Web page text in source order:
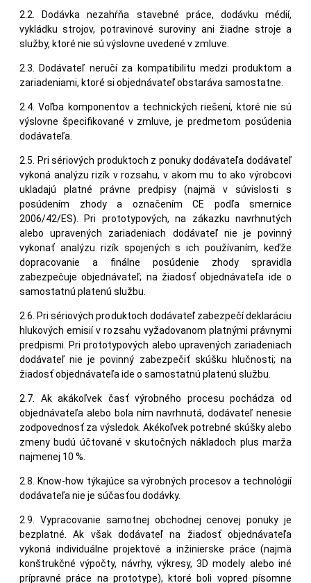
2.2. Dodávka nezahŕňa stavebné práce, dodávku médií,
vykládku strojov, potravinové suroviny ani žiadne stroje a
služby, ktoré nie sú výslovne uvedené v zmluve.
2.3. Dodávateľ neručí za kompatibilitu medzi produktom a
zariadeniami, ktoré si objednávateľ obstaráva samostatne.
2.4. Voľba komponentov a technických riešení, ktoré nie sú
výslovne špecifikované v zmluve, je predmetom posúdenia
dodávateľa.
2.5. Pri sériových produktoch z ponuky dodávateľa dodávateľ
vykoná analýzu rizík v rozsahu, v akom mu to ako výrobcovi
ukladajú platné právne predpisy (najmä v súvislosti s
posúdením zhody a označením CE podľa smernice
2006/42/ES). Pri prototypových, na zákazku navrhnutých
alebo upravených zariadeniach dodávateľ nie je povinný
vykonať analýzu rizík spojených s ich používaním, keďže
dopracovanie a finálne posúdenie zhody spravidla
zabezpečuje objednávateľ; na žiadosť objednávateľa ide o
samostatnú platenú službu.
2.6. Pri sériových produktoch dodávateľ zabezpečí deklaráciu
hlukových emisií v rozsahu vyžadovanom platnými právnymi
predpismi. Pri prototypových alebo upravených zariadeniach
dodávateľ nie je povinný zabezpečiť skúšku hlučnosti; na
žiadosť objednávateľa ide o samostatnú platenú službu.
2.7. Ak akákoľvek časť výrobného procesu pochádza od
objednávateľa alebo bola ním navrhnutá, dodávateľ nenesie
zodpovednosť za výsledok. Akékoľvek potrebné skúšky alebo
zmeny budú účtované v skutočných nákladoch plus marža
najmenej 10 %.
2.8. Know-how týkajúce sa výrobných procesov a technológií
dodávateľa nie je súčasťou dodávky.
2.9. Vypracovanie samotnej obchodnej cenovej ponuky je
bezplatné. Ak však dodávateľ na žiadosť objednávateľa
vykoná individuálne projektové a inžinierske práce (najmä
konštrukčné výpočty, návrhy, výkresy, 3D modely alebo iné
prípravné práce na prototype), ktoré boli vopred písomne